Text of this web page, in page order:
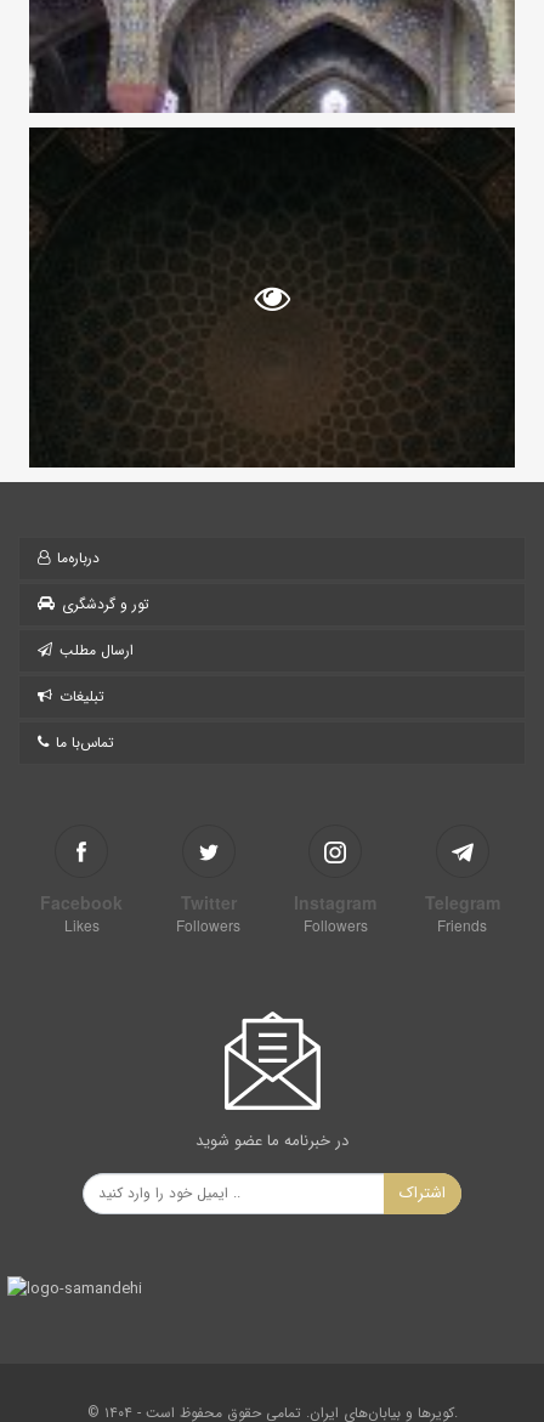
درباره‌ما
تور و گردشگری
ارسال مطلب
تبلیغات
تماس‌با ما
Facebook
Likes
Twitter
Followers
Instagram
Followers
Telegram
Friends
در خبرنامه ما عضو شوید
اشتراک
© ۱۴۰۴ - کویرها و بیابان‌های ایران. تمامی حقوق محفوظ است.